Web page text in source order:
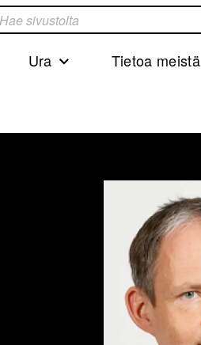
Ura Tietoa meistä